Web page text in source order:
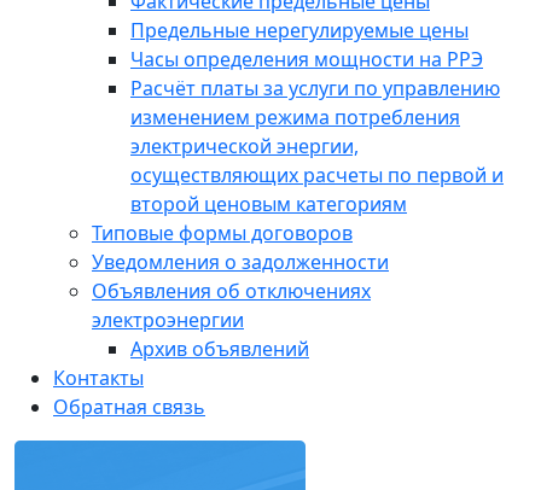
Предельные нерегулируемые цены
Часы определения мощности на РРЭ
Расчёт платы за услуги по управлению
изменением режима потребления
электрической энергии,
осуществляющих расчеты по первой и
второй ценовым категориям
Типовые формы договоров
Уведомления о задолженности
Объявления об отключениях
электроэнергии
Архив объявлений
Контакты
Обратная связь